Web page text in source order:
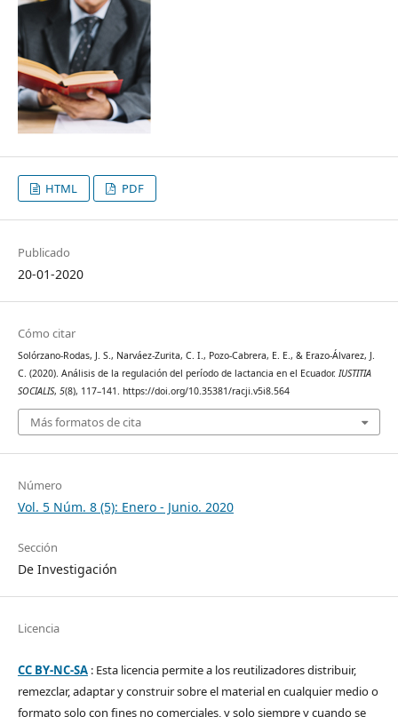
HTML PDF
Publicado
20-01-2020
Cómo citar
Solórzano-Rodas, J. S., Narváez-Zurita, C. I., Pozo-Cabrera, E. E., & Erazo-Álvarez, J.
C. (2020). Análisis de la regulación del período de lactancia en el Ecuador. IUSTITIA
SOCIALIS, 5(8), 117–141. https://doi.org/10.35381/racji.v5i8.564
Más formatos de cita
Número
Vol. 5 Núm. 8 (5): Enero - Junio. 2020
Sección
De Investigación
Licencia
CC BY-NC-SA: Esta licencia permite a los reutilizadores distribuir,
remezclar, adaptar y construir sobre el material en cualquier medio o
formato solo con fines no comerciales, y solo siempre y cuando se